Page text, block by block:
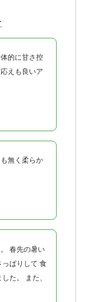
的に甘さ控
えも良いア
無く柔らか
春先の暑い
っぱりして 食
た。 また、